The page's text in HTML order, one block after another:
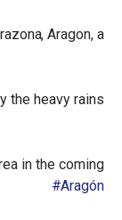
Aragon, a
the heavy rains
in the coming
#Aragón